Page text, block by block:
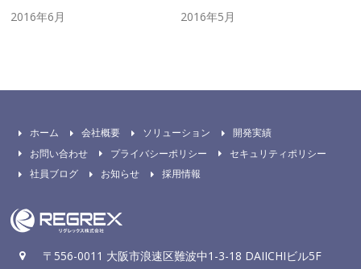
2016年6月
2016年5月
ホーム 会社概要 ソリューション
開発実績
お問い合わせ
プライバシーポリシー
セキュリティポリシー
社員ブログ
お知らせ 採用情報
〒556-0011 大阪市浪速区難波中1-3-18 DAIICHIビル5F